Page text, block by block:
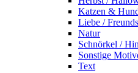
Katzen &
Liebe /
Natur
Schnörkel /
Sonstige
Text